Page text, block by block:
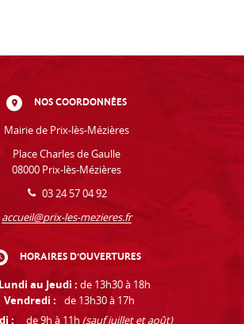
NOS COORDONNÉES
Mairie de Prix-lès-Mézières
Place Charles de Gaulle
08000 Prix-lès-Mézières
03 24 57 04 92
accueil@prix-les-mezieres.fr
HORAIRES D'OUVERTURES
au Jeudi : de 13h30 à 18h
Vendredi :
de 13h30 à 17h
:
de 9h à 11h (sauf juillet et août)